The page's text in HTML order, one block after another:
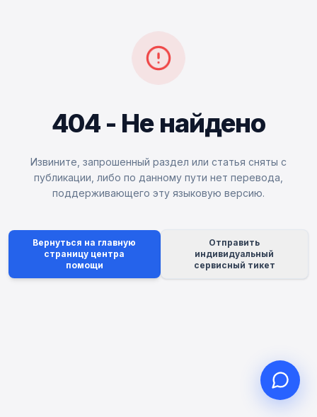
404 - Не найдено
Извините, запрошенный раздел или статья сняты с
публикации, либо по данному пути нет перевода,
поддерживающего эту языковую версию.
Вернуться на главную
страницу центра
помощи
Отправить
индивидуальный
сервисный тикет
Здравствуйте, чем могу
помочь?
Начать онлайн-консультацию
Проверить статус заявки